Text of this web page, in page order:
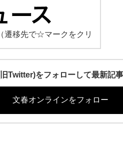
（遷移先で☆マークをクリ
Twitter)をフォローして最新記
文春オンラインをフォロー